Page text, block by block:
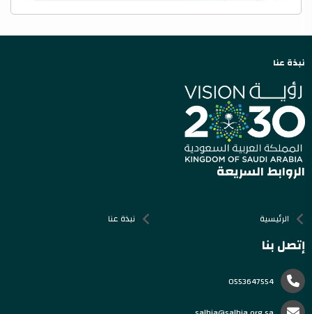
نبذة عنا
الروابط السريعة
الرئيسية نبذة عنا
إتصل بنا
0553647554